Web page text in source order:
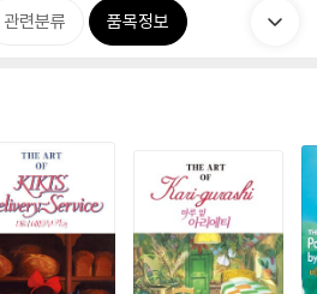
관련분류 품목정보